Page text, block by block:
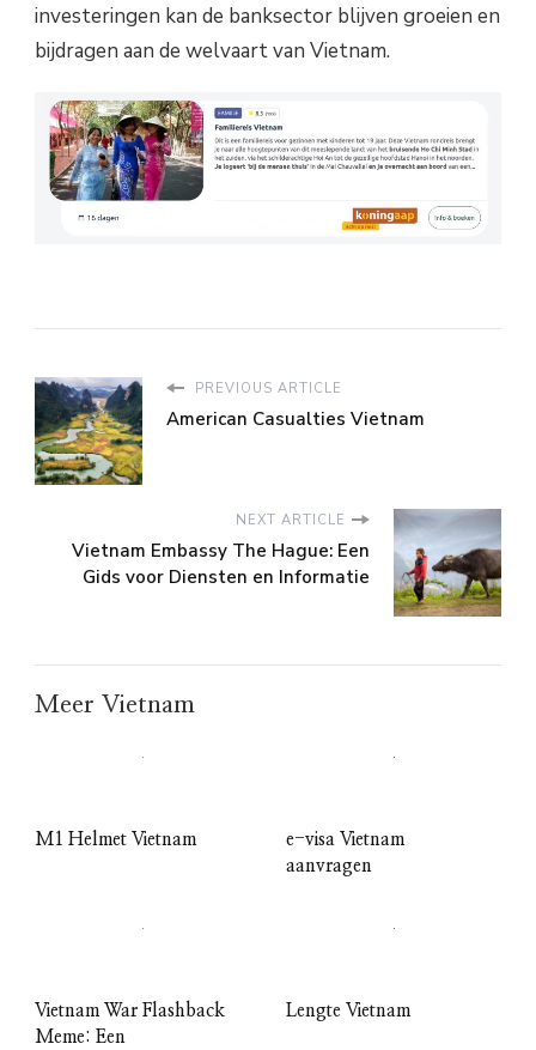
investeringen kan de banksector blijven groeien en
bijdragen aan de welvaart van Vietnam.
PREVIOUS ARTICLE
American Casualties Vietnam
NEXT ARTICLE
Vietnam Embassy The Hague: Een
Gids voor Diensten en Informatie
Meer Vietnam
M1 Helmet Vietnam
e-visa Vietnam
aanvragen
Vietnam War Flashback
Meme: Een
Lengte Vietnam